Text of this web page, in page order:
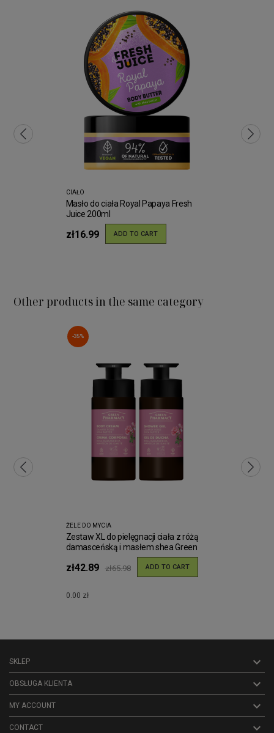
CIAŁO
Masło do ciała Royal Papaya Fresh
Juice 200ml
zł16.99 ADD TO CART
Other products in the same category
-35%
ŻELE DO MYCIA
Zestaw XL do pielęgnacji ciała z różą
damasceńską i masłem shea Green
zł42.89 zł65.98 ADD TO CART
0.00 zł
SKLEP 
OBSŁUGA KLIENTA 
MY ACCOUNT 
CONTACT keyboard_arrow_down